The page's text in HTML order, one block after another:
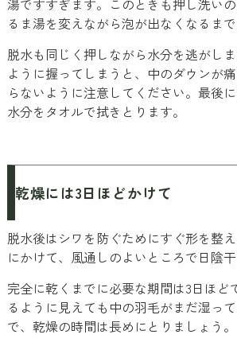
るま湯を変えながら泡が出なくなるまで
脱水も同じく押しながら水分を逃がし
ように握ってしまうと、中のダウンが
らないように注意してください。最後
水分をタオルで拭きとります。
乾燥には3日ほどかけて
脱水後はシワを防ぐためにすぐ形を整
にかけて、風通しのよいところで日陰干
完全に乾くまでに必要な期間は3日ほど
るように見えても中の羽毛がまだ湿っ
で、乾燥の時間は長めにとりましょう。